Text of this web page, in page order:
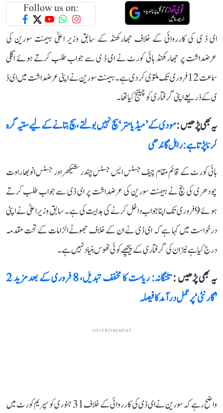
Follow us on:
ای ڈ ی کی کارروائی کے خلاف جھارکھنڈ کے سابق وزیر اعلیٰ ہیمنت سورین کی
عرضداشت پر جھارکھنڈ ہائی کورٹ نے ای ڈ ی سے جواب طلب کرتے ہوئے اگلی
سماعت 12 فروری تک ملتوی کر دی ہے۔ ہیمنت سورین نے اپنی عرضداشت میں ای ڈ
ی کے ذریعے اپنی گرفتاری کو چیلنج کیا تھا۔
یہ بھی پڑھیں :مودی کے ’میڈیا متر‘ سچ نہیں بولتے، سچ بتانے کے لیے ستیہ گرہ
کرنا پڑتا ہے: راہل گاندھی
ہائی کورٹ کے قائم مقام چیف جسٹس ایس جسٹس چندر شیکھر اور جسٹس انوبھا راوت
چودھری کی بنچ نے ہیمنت سورین کی عرضداشت پر ای ڈی سے جواب طلب کرتے
ہوئے 9 فروری تک اپنا جواب داخل کرنے کی ہدایت کی ہے۔ سابق وزیر اعلیٰ نے اپنی
درخواست میں کہا ہے کہ ای ڈی نے ان کے خلاف جھوٹے الزامات کے تحت مقدمہ
درج کیا ہے نیز ان کی گرفتاری کے پیچھے کوئی ٹھوس بنیاد نہیں ہے۔
یہ بھی پڑھیں :
تلنگانہ: ریاست کا مخفف تبدیل، 8 فروری کے بعد مزید 2
’گارنٹی‘ پرعمل در آمد کا فیصلہ
ADVERTISEMENT
واضح رہے کہ سورین نے ای ڈی کی کارروائی کے خلاف 31 جنوری کو سپریم کورٹ میں